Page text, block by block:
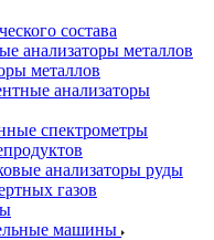
состава
анализаторы металлов
металлов
анализаторы
спектрометры
анализаторы руды
газов
машины